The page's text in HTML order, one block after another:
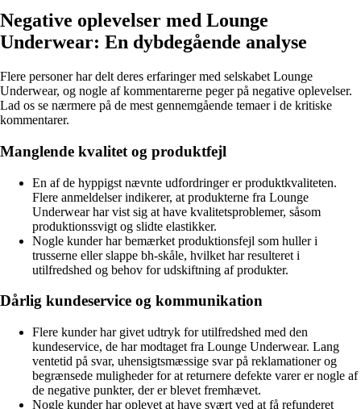
Negative oplevelser med Lounge
Underwear: En dybdegående analyse
Flere personer har delt deres erfaringer med selskabet Lounge
Underwear, og nogle af kommentarerne peger på negative oplevelser.
Lad os se nærmere på de mest gennemgående temaer i de kritiske
kommentarer.
Manglende kvalitet og produktfejl
En af de hyppigst nævnte udfordringer er produktkvaliteten.
Flere anmeldelser indikerer, at produkterne fra Lounge
Underwear har vist sig at have kvalitetsproblemer, såsom
produktionssvigt og slidte elastikker.
Nogle kunder har bemærket produktionsfejl som huller i
trusserne eller slappe bh-skåle, hvilket har resulteret i
utilfredshed og behov for udskiftning af produkter.
Dårlig kundeservice og kommunikation
Flere kunder har givet udtryk for utilfredshed med den
kundeservice, de har modtaget fra Lounge Underwear. Lang
ventetid på svar, uhensigtsmæssige svar på reklamationer og
begrænsede muligheder for at returnere defekte varer er nogle af
de negative punkter, der er blevet fremhævet.
Nogle kunder har oplevet at have svært ved at få refunderet